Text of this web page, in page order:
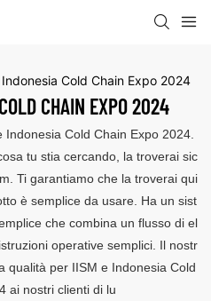
Indonesia Cold Chain Expo 2024
CHAIN EXPO 2024
Cold Chain Expo 2024.
tu stia cercando, la troverai sic
Ti garantiamo che la troverai qui
è semplice da usare. Ha un sist
che combina un flusso di el
operative semplici. Il nostr
qualità per IISM e Indonesia Cold
ai nostri clienti di lu